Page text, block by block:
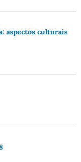
aspectos culturais